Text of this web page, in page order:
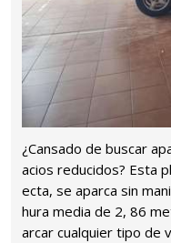
¿Cansado de buscar
acios reducidos? Esta
ecta, se aparca sin
hura media de 2, 86
arcar cualquier tipo de